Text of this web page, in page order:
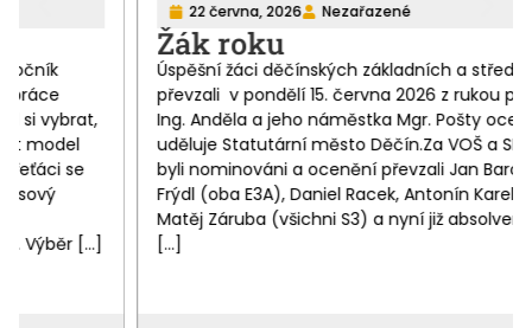
22 června, 2026 Nezařazené
Žák roku
Úspěšní žáci děčínských základních a středních škol
převzali v pondělí 15. června 2026 z rukou primátora
Ing. Anděla a jeho náměstka Mgr. Pošty ocenění, které
uděluje Statutární město Děčín.Za VOŠ a SPŠ Děčín
byli nominováni a ocenění převzali Jan Barcal a Josef
Frýdl (oba E3A), Daniel Racek, Antonín Karel Skála a
Matěj Záruba (všichni S3) a nyní již absolvent Ondřej
[…]